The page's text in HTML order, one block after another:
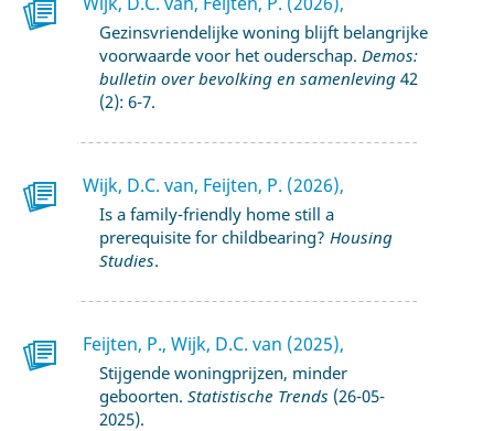
Gezinsvriendelijke woning blijft belangrijke
voorwaarde voor het ouderschap. Demos:
bulletin over bevolking en samenleving 42
(2): 6-7.
Wijk, D.C. van, Feijten, P. (2026),
Is a family-friendly home still a
prerequisite for childbearing? Housing
Studies.
Feijten, P., Wijk, D.C. van (2025),
Stijgende woningprijzen, minder
geboorten. Statistische Trends (26-05-
2025).